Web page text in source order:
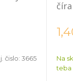
čislo: 3665
Na
teba